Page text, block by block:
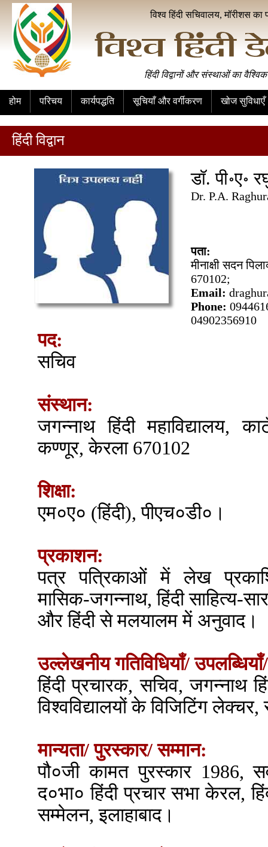
विश्व हिंदी सचिवालय, मॉरीशस का
हिंदी विद्वानों और संस्थाओं का
होम परिचय कार्यपद्धति सूचियाँ और वर्गीकरण खोज सुविधाएँ
हिंदी विद्वान
डॉ. पी॰ए॰
Dr. P.A.
पता:
मीनाक्षी सदन
670102;
Email:
Phone:
04902356910
पद:
सचिव
संस्थान:
जगन्नाथ हिंदी महाविद्यालय,
कण्णूर, केरला 670102
शिक्षा:
एम०ए० (हिंदी), पीएच०डी०।
प्रकाशन:
पत्र पत्रिकाओं में लेख
मासिक-जगन्नाथ, हिंदी साहित्य-
और हिंदी से मलयालम में अनुवाद।
उल्लेखनीय गतिविधियाँ/ उपलब्धियाँ/
हिंदी प्रचारक, सचिव, जगन्नाथ
विश्वविद्यालयों के विजिटिंग
मान्यता/ पुरस्कार/ सम्मान:
पौ०जी कामत पुरस्कार 1986,
द०भा० हिंदी प्रचार सभा केरल,
सम्मेलन, इलाहाबाद।